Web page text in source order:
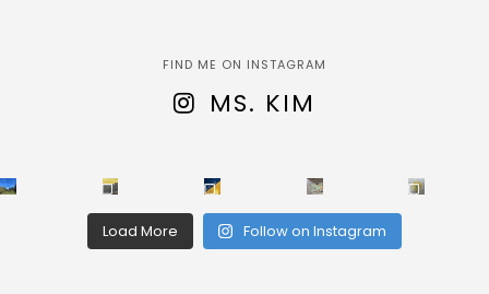
FIND ME ON INSTAGRAM
MS. KIM
Load More Follow on Instagram